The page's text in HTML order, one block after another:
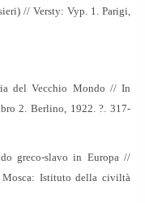
// Versty: Vyp. 1. Parigi,
del Vecchio Mondo // In
2. Berlino, 1922. ?. 317-
greco-slavo in Europa //
Mosca: Istituto della civiltà